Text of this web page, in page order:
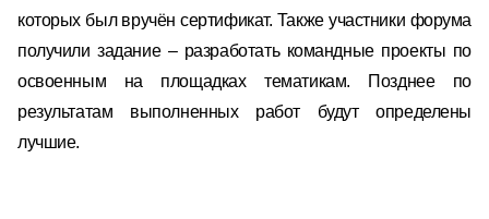
которых был вручён сертификат. Также участники форума
получили задание – разработать командные проекты по
освоенным на площадках тематикам. Позднее по
результатам выполненных работ будут определены
лучшие.